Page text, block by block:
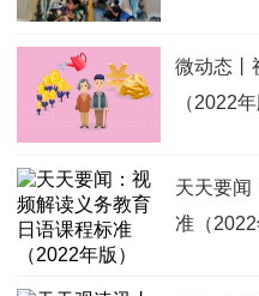
微动态丨
（2022年
天天要闻
准（2022